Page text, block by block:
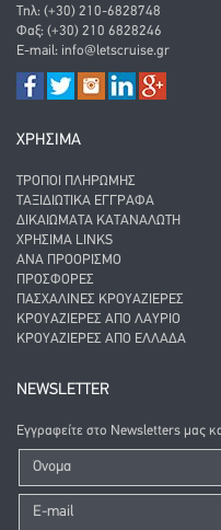
Τηλ: (+30) 210-6828748
Φαξ: (+30) 210 6828246
E-mail: info@letscruise.gr
ΧΡΗΣΙΜΑ
ΤΡΌΠΟΙ ΠΛΗΡΩΜΉΣ
ΤΑΞΙΔΙΩΤΙΚΆ ΈΓΓΡΑΦΑ
ΔΙΚΑΙΏΜΑΤΑ ΚΑΤΑΝΑΛΩΤΉ
ΧΡΉΣΙΜΑ LINKS
ΑΝΑ ΠΡΟΟΡΙΣΜΌ
ΠΡΟΣΦΟΡΈΣ
ΠΑΣΧΑΛΙΝΈΣ ΚΡΟΥΑΖΙΈΡΕΣ
ΚΡΟΥΑΖΙΈΡΕΣ ΑΠΌ ΛΑΎΡΙΟ
ΚΡΟΥΑΖΙΈΡΕΣ ΑΠΌ ΕΛΛΆΔΑ
NEWSLETTER
Εγγραφείτε στο Newsletters μας